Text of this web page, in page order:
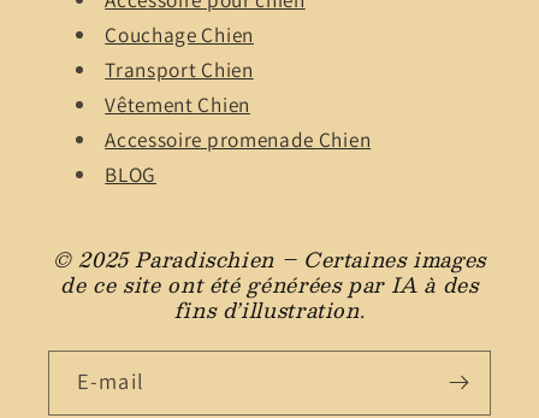
Couchage Chien
Transport Chien
Vêtement Chien
Accessoire promenade Chien
BLOG
© 2025 Paradischien – Certaines images
de ce site ont été générées par IA à des
fins d’illustration.
E-mail